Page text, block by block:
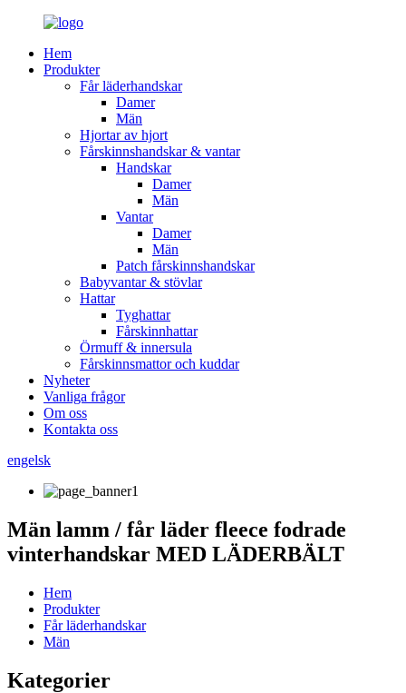
Hem
Produkter
Får läderhandskar
Damer
Män
Hjortar av hjort
Fårskinnshandskar & vantar
Handskar
Damer
Män
Vantar
Damer
Män
Patch fårskinnshandskar
Babyvantar & stövlar
Hattar
Tyghattar
Fårskinnhattar
Örmuff & innersula
Fårskinnsmattor och kuddar
Nyheter
Vanliga frågor
Om oss
Kontakta oss
engelsk
Män lamm / får läder fleece fodrade
vinterhandskar MED LÄDERBÄLT
Hem
Produkter
Får läderhandskar
Män
Kategorier